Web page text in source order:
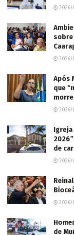
sobre
Após
que
Igreja
de
de